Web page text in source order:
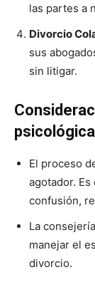
las partes a
Divorcio
sus
sin litigar.
El proceso
agotador.
confusión,
La
manejar el
divorcio.